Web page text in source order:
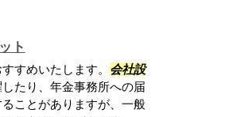
ト
すめいたします。 会社設
たり、年金事務所への届
ことがありますが、一般